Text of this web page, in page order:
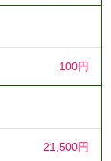
100円
21,500円